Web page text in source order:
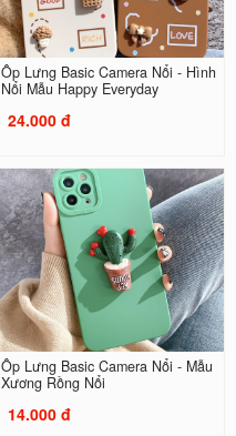
Ốp Lưng Basic Camera Nổi - Hình
Nổi Mẫu Happy Everyday
24.000 đ
Ốp Lưng Basic Camera Nổi - Mẫu
Xương Rồng Nổi
14.000 đ